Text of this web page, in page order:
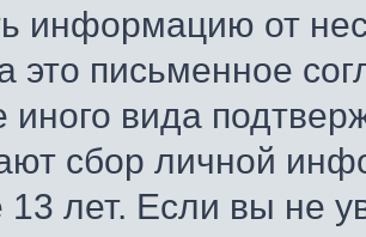
информацию от
это письменное
иного вида
сбор личной
лет. Если вы не